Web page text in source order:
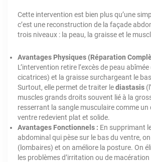
Cette intervention est bien plus qu’une
c’est une reconstruction de la façade
trois niveaux : la peau, la graisse et le
Avantages Physiques (Réparation
L’intervention retire l’excès de peau
cicatrices) et la graisse surchargeant le
Surtout, elle permet de traiter lediastasis
muscles grands droits souvent lié à la
resserrant la sangle musculaire comme un
ventre redevient plat et solide.
Avantages Fonctionnels : En supprimant
abdominal qui pèse sur le bas du ventre,
(lombaires) et on améliore la posture. On
les problèmes d’irritation ou de